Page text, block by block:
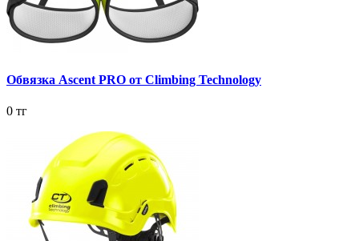
Обвязка Ascent PRO от Climbing Technology
0 тг